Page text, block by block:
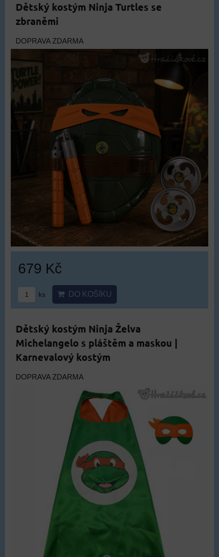
Dětský kostým Ninja Turtles se
zbraněmi
DOPRAVA ZDARMA
679 Kč
ks DO KOŠÍKU
Dětský kostým Ninja Želva
Michelangelo s pláštěm a maskou |
Karnevalový kostým
DOPRAVA ZDARMA